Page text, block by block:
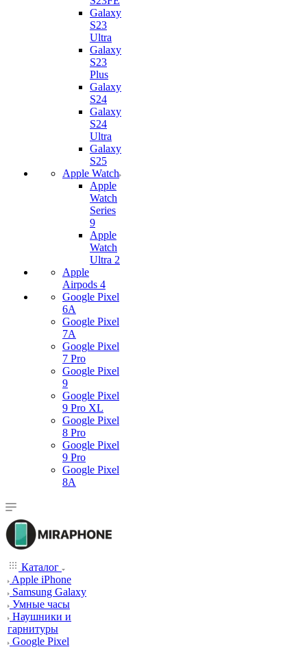
Galaxy
S23
Ultra
Galaxy
S23
Plus
Galaxy
S24
Galaxy
S24
Ultra
Galaxy
S25
Apple Watch
Apple
Watch
Series
9
Apple
Watch
Ultra 2
Apple
Airpods 4
Google Pixel
6A
Google Pixel
7А
Google Pixel
7 Pro
Google Pixel
9
Google Pixel
9 Pro XL
Google Pixel
8 Pro
Google Pixel
9 Pro
Google Pixel
8A
Каталог
Apple iPhone
Samsung Galaxy
Умные часы
Наушники и
гарнитуры
Google Pixel